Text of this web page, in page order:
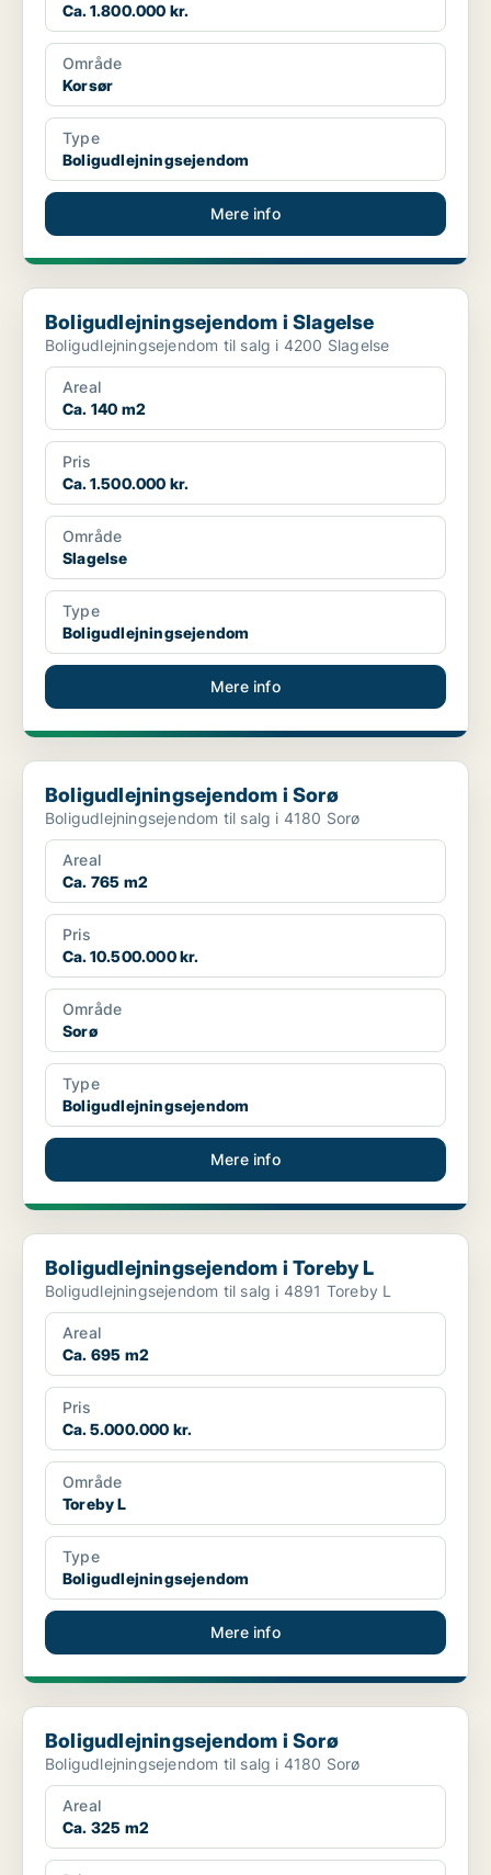
Ca. 1.800.000 kr.
Område
Korsør
Type
Boligudlejningsejendom
Mere info
Boligudlejningsejendom i Slagelse
Boligudlejningsejendom i Slagelse
Boligudlejningsejendom til salg i 4200 Slagelse
Areal
Ca. 140 m2
Pris
Ca. 1.500.000 kr.
Område
Slagelse
Type
Boligudlejningsejendom
Mere info
Boligudlejningsejendom i Sorø
Boligudlejningsejendom i Sorø
Boligudlejningsejendom til salg i 4180 Sorø
Areal
Ca. 765 m2
Pris
Ca. 10.500.000 kr.
Område
Sorø
Type
Boligudlejningsejendom
Mere info
Boligudlejningsejendom i Toreby L
Boligudlejningsejendom i Toreby L
Boligudlejningsejendom til salg i 4891 Toreby L
Areal
Ca. 695 m2
Pris
Ca. 5.000.000 kr.
Område
Toreby L
Type
Boligudlejningsejendom
Mere info
Boligudlejningsejendom i Sorø
Boligudlejningsejendom i Sorø
Boligudlejningsejendom til salg i 4180 Sorø
Areal
Ca. 325 m2